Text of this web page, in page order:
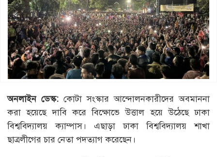
অনলাইন ডেস্ক: কোটা সংস্কার আন্দোলনকারীদের অবমাননা
করা হয়েছে দাবি করে বিক্ষোভে উত্তাল হয়ে উঠেছে ঢাকা
বিশ্ববিদ্যালয় ক্যাম্পাস। এছাড়া ঢাকা বিশ্ববিদ্যালয় শাখা
ছাত্রলীগের চার নেতা পদত্যাগ করেছেন।